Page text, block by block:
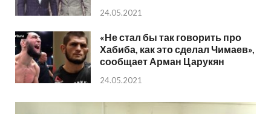
24.05.2021
«Не стал бы так говорить про
Хабиба, как это сделал Чимаев»,
сообщает Арман Царукян
24.05.2021